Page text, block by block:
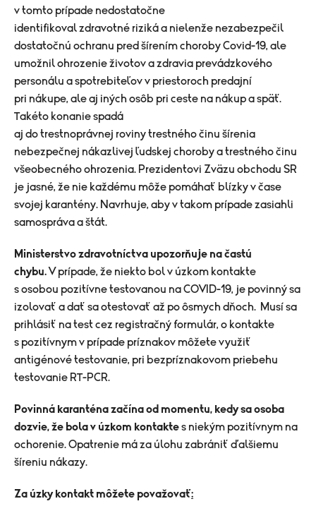
v tomto prípade nedostatočne
identifikoval zdravotné riziká a nielenže nezabezpečil
dostatočnú ochranu pred šírením choroby Covid-19, ale
umožnil ohrozenie životov a zdravia prevádzkového
personálu a spotrebiteľov v priestoroch predajní
pri nákupe, ale aj iných osôb pri ceste na nákup a späť.
Takéto konanie spadá
aj do trestnoprávnej roviny trestného činu šírenia
nebezpečnej nákazlivej ľudskej choroby a trestného činu
všeobecného ohrozenia. Prezidentovi Zväzu obchodu SR
je jasné, že nie každému môže pomáhať blízky v čase
svojej karantény. Navrhuje, aby v takom prípade zasiahli
samospráva a štát.
Ministerstvo zdravotníctva upozorňuje na častú
chybu.V prípade, že niekto bol v úzkom kontakte
s osobou pozitívne testovanou na COVID-19, je povinný sa
izolovať a dať sa otestovať až po ôsmych dňoch. Musí sa
prihlásiť na test cez registračný formulár, o kontakte
s pozitívnym v prípade príznakov môžete využiť
antigénové testovanie, pri bezpríznakovom priebehu
testovanie RT-PCR.
Povinná karanténa začína od momentu, kedy sa osoba
dozvie, že bola v úzkom kontaktes niekým pozitívnym na
ochorenie. Opatrenie má za úlohu zabrániť ďalšiemu
šíreniu nákazy.
Za úzky kontakt môžete považovať: